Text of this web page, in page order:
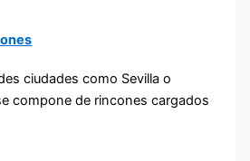
ciudades como Sevilla o
compone de rincones cargados